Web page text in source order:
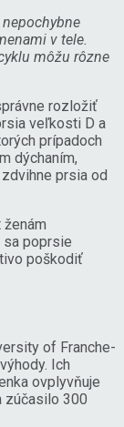
v tele.
môžu rôzne
rozložiť
veľkosti D a
prípadoch
dýchaním,
prsia od
poprsie
poškodiť
of Franche-
Ich
ovplyvňuje
zúčasilo 300